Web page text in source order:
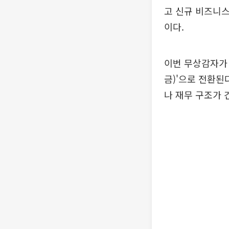
고 신규 비즈니
이다.
이번 무상감자
금)'으로 전환된
나 재무 구조가